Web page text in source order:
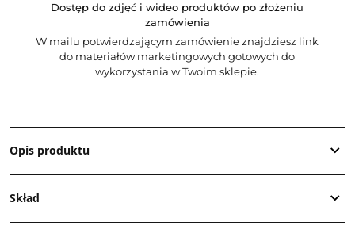
Dostęp do zdjęć i wideo produktów po złożeniu
zamówienia
W mailu potwierdzającym zamówienie znajdziesz link
do materiałów marketingowych gotowych do
wykorzystania w Twoim sklepie.
Opis produktu
Skład